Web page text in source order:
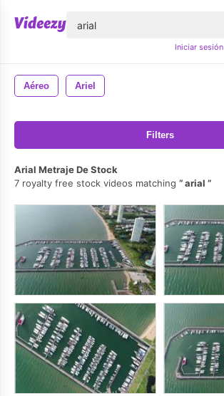
Iniciar sesión
Aéreo Ariel
Filters
Arial Metraje De Stock
7 royalty free stock videos matching
arial